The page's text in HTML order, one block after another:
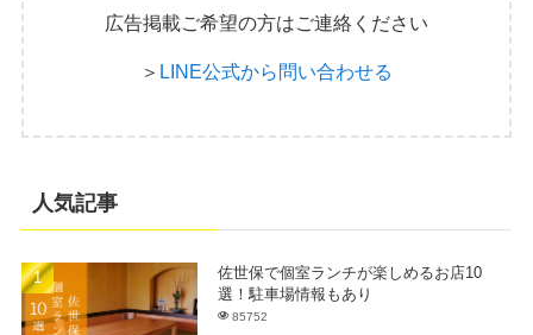
広告掲載ご希望の方はご連絡ください
＞ LINE公式から問い合わせる
人気記事
佐世保で個室ランチが楽しめるお店10
選！駐車場情報もあり
85752